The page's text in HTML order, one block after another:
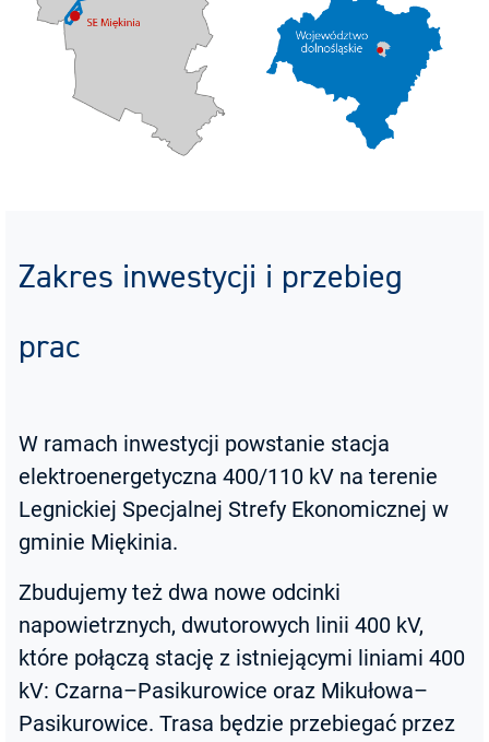
Zakres inwestycji i przebieg
prac
W ramach inwestycji powstanie stacja
elektroenergetyczna 400/110 kV na terenie
Legnickiej Specjalnej Strefy Ekonomicznej w
gminie Miękinia.
Zbudujemy też dwa nowe odcinki
napowietrznych, dwutorowych linii 400 kV,
które połączą stację z istniejącymi liniami 400
kV: Czarna–Pasikurowice oraz Mikułowa–
Pasikurowice. Trasa będzie przebiegać przez